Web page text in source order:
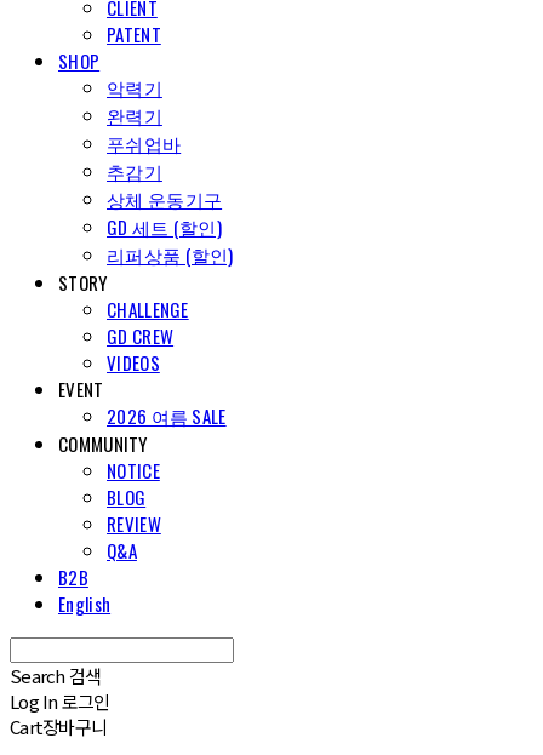
CLIENT
PATENT
SHOP
악력기
완력기
푸쉬업바
추감기
상체 운동기구
GD 세트 (할인)
리퍼상품 (할인)
STORY
CHALLENGE
GD CREW
VIDEOS
EVENT
2026 여름 SALE
COMMUNITY
NOTICE
BLOG
REVIEW
Q&A
B2B
English
Search 검색
Log In로그인
Cart장바구니